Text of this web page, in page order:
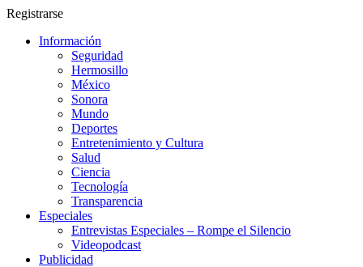
Registrarse
Información
Seguridad
Hermosillo
México
Sonora
Mundo
Deportes
Entretenimiento y Cultura
Salud
Ciencia
Tecnología
Transparencia
Especiales
Entrevistas Especiales – Rompe el Silencio
Videopodcast
Publicidad